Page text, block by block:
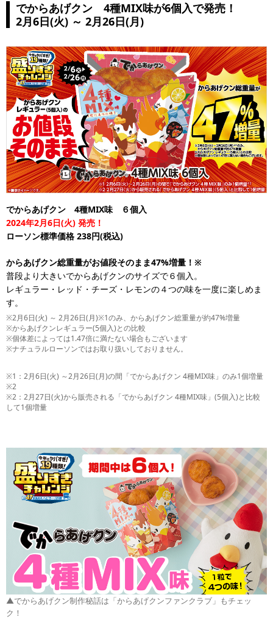
でからあげクン 4種MIX味が6個入で発売！
2月6日(火) ～ 2月26日(月)
でからあげクン 4種MIX味 ６個入
2024年2月6日(火) 発売！
ローソン標準価格 238円(税込)
からあげクン総重量がお値段そのまま47%増量！※
普段より大きいでからあげクンのサイズで６個入。
レギュラー・レッド・チーズ・レモンの４つの味を一度に楽しめま
す。
※2月6日(火) ～ 2月26日(月)※1のみ、からあげクン総重量が約47%増量
※からあげクンレギュラー(5個入)との比較
※個体差によっては1.47倍に満たない場合もございます
※ナチュラルローソンではお取り扱いしておりません。
※1：2月6日(火) ～2月26日(月)の間「でからあげクン 4種MIX味」のみ1個増量
※2
※2：2月27日(火)から販売される「でからあげクン 4種MIX味」(5個入)と比較
して1個増量
▲でからあげクン制作秘話は「からあげクンファンクラブ」もチェッ
ク！